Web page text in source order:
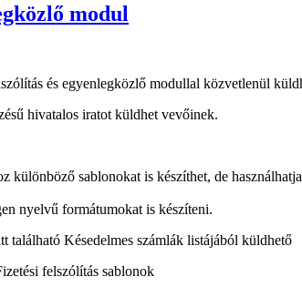
modul
és egyenlegközlő modullal közvetlenül
hivatalos iratot küldhet vevőinek.
különböző sablonokat is készíthet, de
nyelvű formátumokat is készíteni.
található Késedelmes számlák listájából küldhető
felszólítás sablonok